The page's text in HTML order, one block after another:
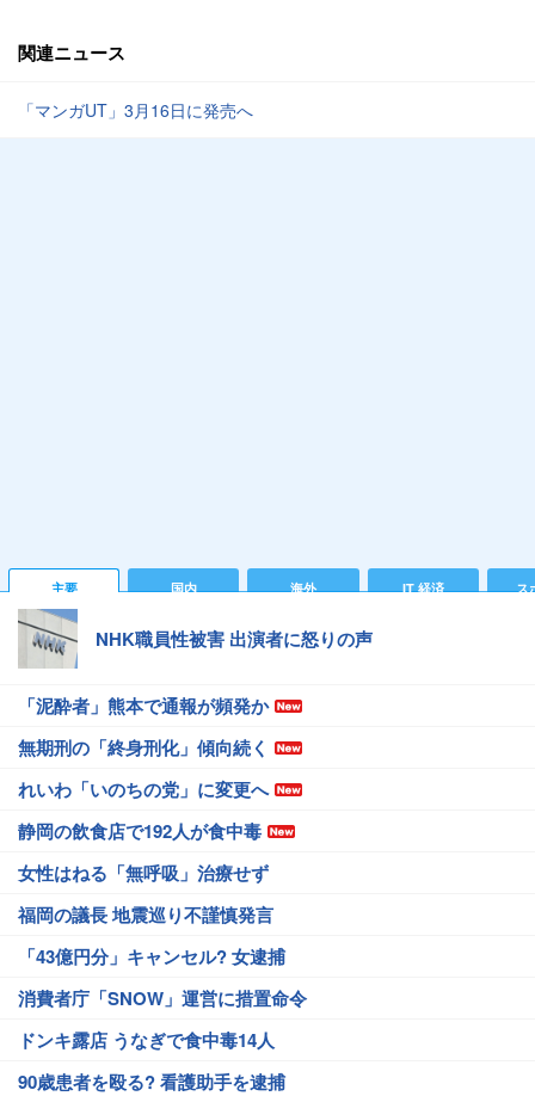
関連ニュース
「マンガUT」3月16日に発売へ
主要 国内 海外 IT 経済 ス
NHK職員性被害 出演者に怒りの声
「泥酔者」熊本で通報が頻発か
無期刑の「終身刑化」傾向続く
れいわ「いのちの党」に変更へ
静岡の飲食店で192人が食中毒
女性はねる「無呼吸」治療せず
福岡の議長 地震巡り不謹慎発言
「43億円分」キャンセル? 女逮捕
消費者庁「SNOW」運営に措置命令
ドンキ露店 うなぎで食中毒14人
90歳患者を殴る? 看護助手を逮捕